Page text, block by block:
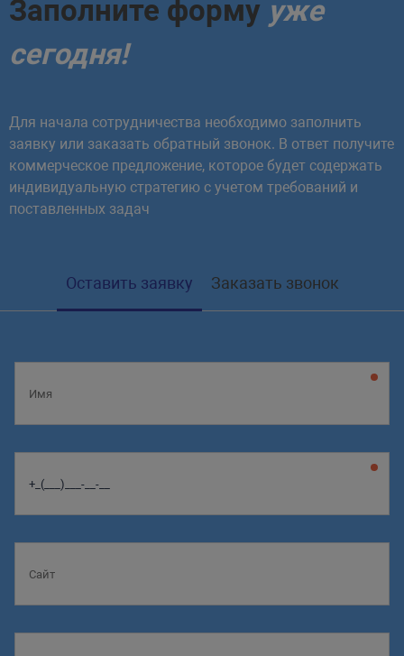
Заполните форму уже
сегодня!
Для начала сотрудничества необходимо заполнить
заявку или заказать обратный звонок. В ответ получите
коммерческое предложение, которое будет содержать
индивидуальную стратегию с учетом требований и
поставленных задач
Оставить заявку Заказать звонок